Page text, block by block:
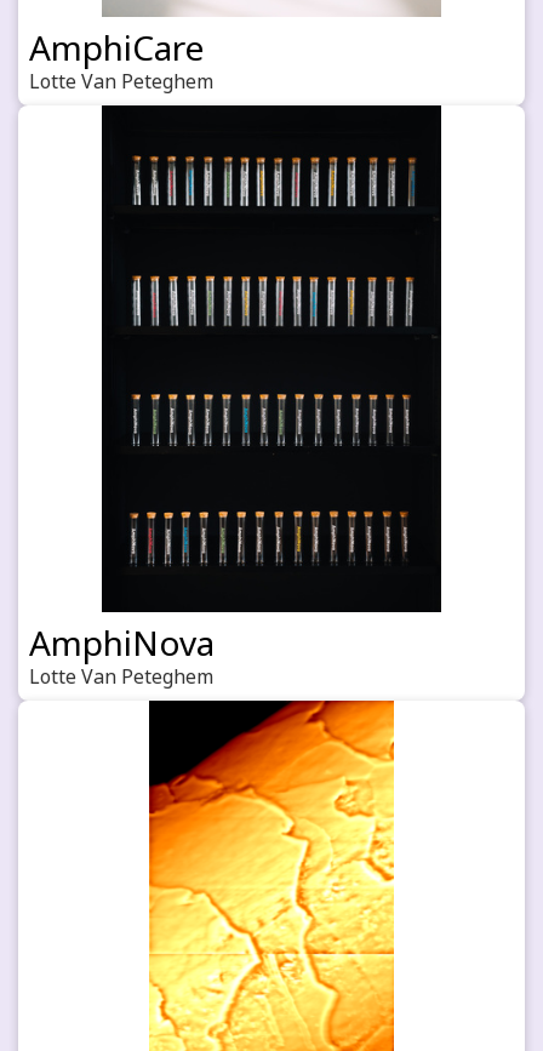
AmphiCare
Lotte Van Peteghem
AmphiNova
Lotte Van Peteghem